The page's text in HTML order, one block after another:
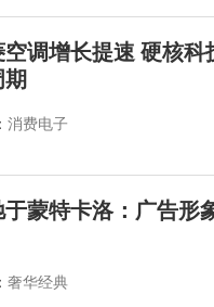
空调增长提速 硬核
消费电子
于蒙特卡洛：广告形
奢华经典